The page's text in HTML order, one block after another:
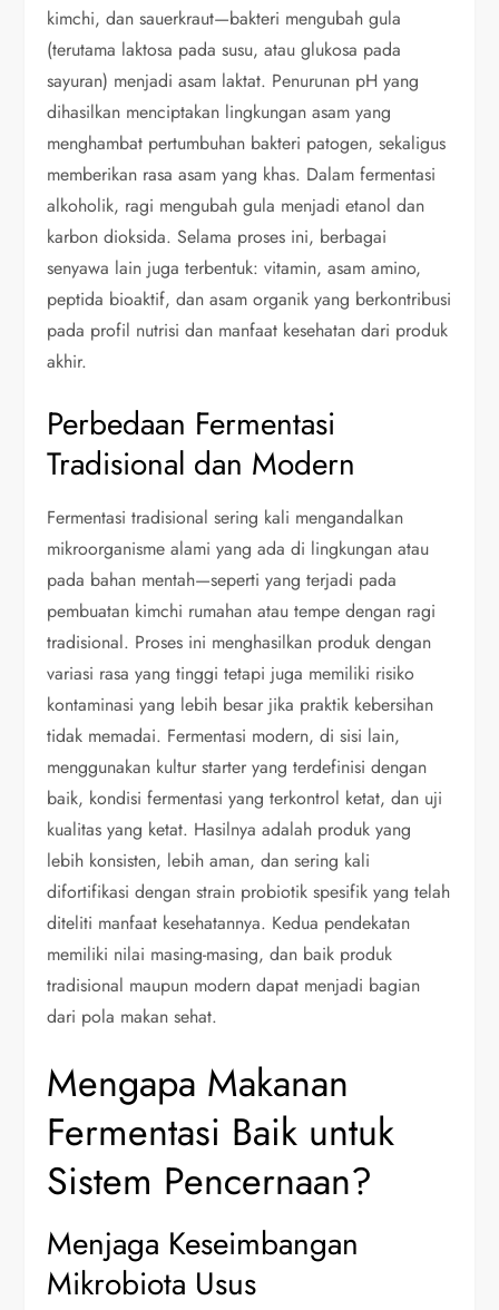
kimchi, dan sauerkraut—bakteri mengubah gula
(terutama laktosa pada susu, atau glukosa pada
sayuran) menjadi asam laktat. Penurunan pH yang
dihasilkan menciptakan lingkungan asam yang
menghambat pertumbuhan bakteri patogen, sekaligus
memberikan rasa asam yang khas. Dalam fermentasi
alkoholik, ragi mengubah gula menjadi etanol dan
karbon dioksida. Selama proses ini, berbagai
senyawa lain juga terbentuk: vitamin, asam amino,
peptida bioaktif, dan asam organik yang berkontribusi
pada profil nutrisi dan manfaat kesehatan dari produk
akhir.
Perbedaan Fermentasi
Tradisional dan Modern
Fermentasi tradisional sering kali mengandalkan
mikroorganisme alami yang ada di lingkungan atau
pada bahan mentah—seperti yang terjadi pada
pembuatan kimchi rumahan atau tempe dengan ragi
tradisional. Proses ini menghasilkan produk dengan
variasi rasa yang tinggi tetapi juga memiliki risiko
kontaminasi yang lebih besar jika praktik kebersihan
tidak memadai. Fermentasi modern, di sisi lain,
menggunakan kultur starter yang terdefinisi dengan
baik, kondisi fermentasi yang terkontrol ketat, dan uji
kualitas yang ketat. Hasilnya adalah produk yang
lebih konsisten, lebih aman, dan sering kali
difortifikasi dengan strain probiotik spesifik yang telah
diteliti manfaat kesehatannya. Kedua pendekatan
memiliki nilai masing-masing, dan baik produk
tradisional maupun modern dapat menjadi bagian
dari pola makan sehat.
Mengapa Makanan
Fermentasi Baik untuk
Sistem Pencernaan?
Menjaga Keseimbangan
Mikrobiota Usus